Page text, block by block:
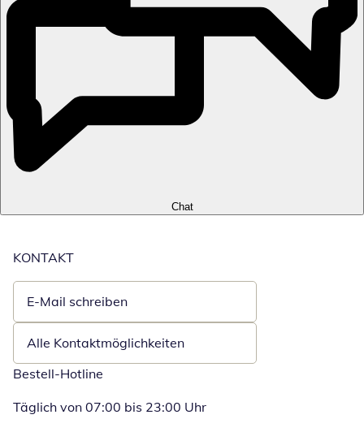
Chat
KONTAKT
E-Mail schreiben
Öffnet E-Mail-Client
Alle Kontaktmöglichkeiten
Bestell-Hotline
Täglich von 07:00 bis 23:00 Uhr